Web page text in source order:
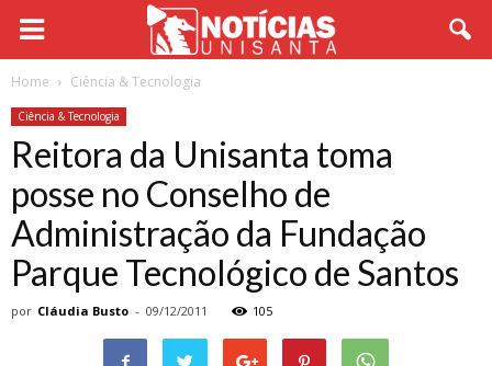
Home Ciência & Tecnologia
Ciência & Tecnologia
Reitora da Unisanta toma
posse no Conselho de
Administração da Fundação
Parque Tecnológico de Santos
por Cláudia Busto - 09/12/2011 105